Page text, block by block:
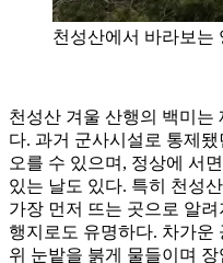
천성산에서 바라보는
천성산 겨울 산행의 백미는
다. 과거 군사시설로 통제
오를 수 있으며, 정상에 서
있는 날도 있다. 특히 천성
가장 먼저 뜨는 곳으로 알
행지로도 유명하다. 차가운
위 눈밭을 붉게 물들이며